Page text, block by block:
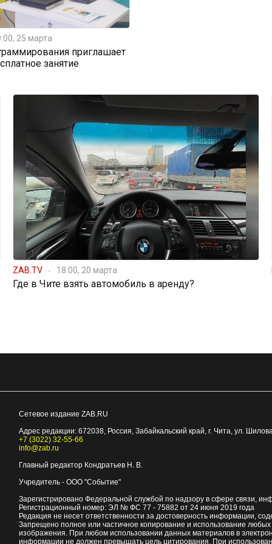
25 марта
приглашает
занятие
ZAB.TV 18:00, 20 марта
Где в Чите взять автомобиль в аренду?
Сетевое издание ZAB.RU
Адрес редакции: 672038, Россия, Забайкальский край, г. Чита, ул.
+7 (3022) 32-55-66
info@zab.ru
Главный редактор Кондратьев Н. В.
Учредитель - ООО "Событие"
Зарегистрировано Федеральной службой по надзору в сфере связи,
Регистрационный номер: ЭЛ № ФС 77 - 75882 от 24 июня 2019 года
Редакция не несет ответственности за достоверность информации,
Запрещено полное или частичное копирование и использование
изображения. При любом использовании данных материалов в
информации не должен превышать цель цитирования. При